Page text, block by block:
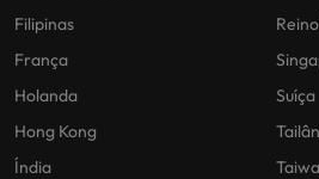
Filipinas
França
Holanda
Hong Kong
Índia
Suíça